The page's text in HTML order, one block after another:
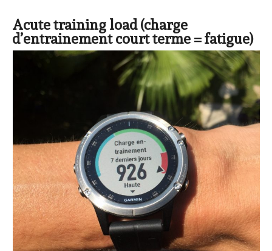
Acute training load (charge
d’entrainement court terme = fatigue)